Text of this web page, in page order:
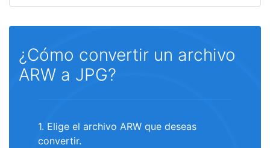
¿Cómo convertir un archivo
ARW a JPG?
1. Elige el archivo ARW que deseas
convertir.